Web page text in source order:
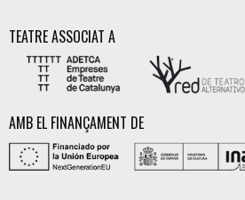
TEATRE ASSOCIAT A
AMB EL FINANÇAMENT DE